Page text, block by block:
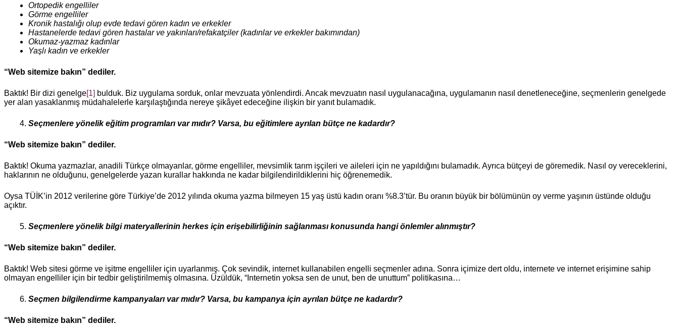
Ortopedik engelliler
Görme engelliler
Kronik hastalığı olup evde tedavi gören kadın ve erkekler
Hastanelerde tedavi gören hastalar ve yakınları/refakatçiler (kadınlar ve erkekler bakımından)
Okumaz-yazmaz kadınlar
Yaşlı kadın ve erkekler
“Web sitemize bakın” dediler.
Baktık! Bir dizi genelge[1] bulduk. Biz uygulama sorduk, onlar mevzuata yönlendirdi. Ancak mevzuatın nasıl uygulanacağına, uygulamanın nasıl denetleneceğine, seçmenlerin genelgede
yer alan yasaklanmış müdahalelerle karşılaştığında nereye şikâyet edeceğine ilişkin bir yanıt bulamadık.
Seçmenlere yönelik eğitim programları var mıdır? Varsa, bu eğitimlere ayrılan bütçe ne kadardır?
“Web sitemize bakın” dediler.
Baktık! Okuma yazmazlar, anadili Türkçe olmayanlar, görme engelliler, mevsimlik tarım işçileri ve aileleri için ne yapıldığını bulamadık. Ayrıca bütçeyi de göremedik. Nasıl oy vereceklerini,
haklarının ne olduğunu, genelgelerde yazan kurallar hakkında ne kadar bilgilendirildiklerini hiç öğrenemedik.
Oysa TÜİK’in 2012 verilerine göre Türkiye’de 2012 yılında okuma yazma bilmeyen 15 yaş üstü kadın oranı %8.3’tür. Bu oranın büyük bir bölümünün oy verme yaşının üstünde olduğu
açıktır.
Seçmenlere yönelik bilgi materyallerinin herkes için erişebilirliğinin sağlanması konusunda hangi önlemler alınmıştır?
“Web sitemize bakın” dediler.
Baktık! Web sitesi görme ve işitme engelliler için uyarlanmış. Çok sevindik, internet kullanabilen engelli seçmenler adına. Sonra içimize dert oldu, internete ve internet erişimine sahip
olmayan engelliler için bir tedbir geliştirilmemiş olmasına. Üzüldük, “Internetin yoksa sen de unut, ben de unuttum” politikasına…
Seçmen bilgilendirme kampanyaları var mıdır? Varsa, bu kampanya için ayrılan bütçe ne kadardır?
“Web sitemize bakın” dediler.